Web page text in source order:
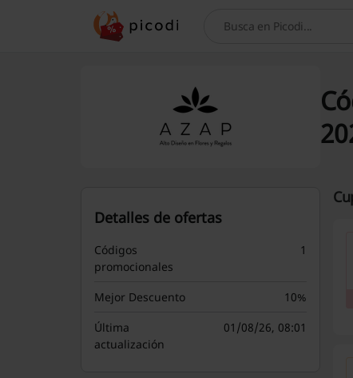
Busca
Detalles de ofertas
Códigos
promocionales
1
Mejor Descuento
10%
Última
actualización
01/08/26, 08:01